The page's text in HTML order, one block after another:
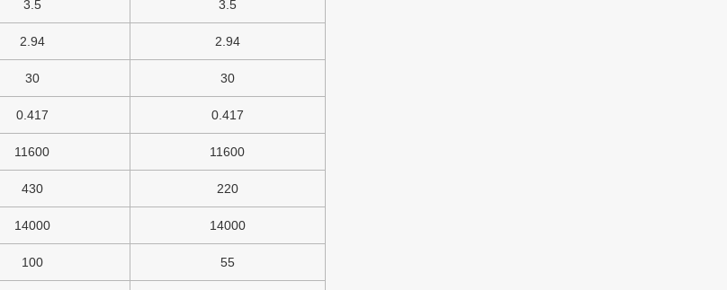
3.5 3.5
2.94 2.94
30 30
0.417 0.417
11600 11600
430 220
14000 14000
100 55